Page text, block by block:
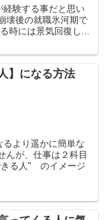
経験する事だと思い
壊後の就職氷河期で
時には景気回復し...
】になる方法
より遥かに簡単な
んが、仕事は２科目
きる人" のイメージ